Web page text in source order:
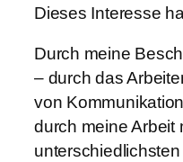
Dieses Interesse
Durch meine
– durch das
von
durch meine Arbeit